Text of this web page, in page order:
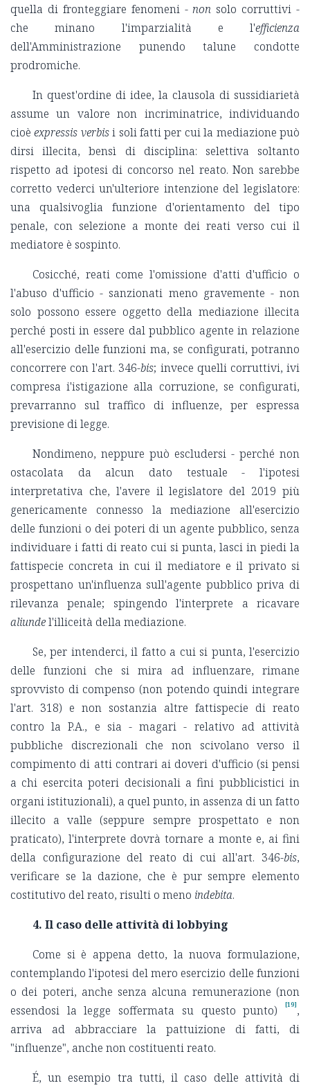
quella di fronteggiare fenomeni -non solo corruttivi -
che minano l'imparzialità e l'efficienza
dell'Amministrazione punendo talune condotte
prodromiche.
In quest'ordine di idee, la clausola di sussidiarietà
assume un valore non incriminatrice, individuando
cioèexpressis verbisi soli fatti per cui la mediazione può
dirsi illecita, bensì di disciplina: selettiva soltanto
rispetto ad ipotesi di concorso nel reato. Non sarebbe
corretto vederci un'ulteriore intenzione del legislatore:
una qualsivoglia funzione d'orientamento del tipo
penale, con selezione a monte dei reati verso cui il
mediatore è sospinto.
Cosicché, reati come l'omissione d'atti d'ufficio o
l'abuso d'ufficio - sanzionati meno gravemente - non
solo possono essere oggetto della mediazione illecita
perché posti in essere dal pubblico agente in relazione
all'esercizio delle funzioni ma, se configurati, potranno
concorrere con l'art. 346-bis; invece quelli corruttivi, ivi
compresa i'istigazione alla corruzione, se configurati,
prevarranno sul traffico di influenze, per espressa
previsione di legge.
Nondimeno, neppure può escludersi - perché non
ostacolata da alcun dato testuale - l'ipotesi
interpretativa che, l'avere il legislatore del 2019 più
genericamente connesso la mediazione all'esercizio
delle funzioni o dei poteri di un agente pubblico, senza
individuare i fatti di reato cui si punta, lasci in piedi la
fattispecie concreta in cui il mediatore e il privato si
prospettano un'influenza sull'agente pubblico priva di
rilevanza penale; spingendo l'interprete a ricavare
aliundel'illiceità della mediazione.
Se, per intenderci, il fatto a cui si punta, l'esercizio
delle funzioni che si mira ad influenzare, rimane
sprovvisto di compenso (non potendo quindi integrare
l'art. 318) e non sostanzia altre fattispecie di reato
contro la P.A., e sia - magari - relativo ad attività
pubbliche discrezionali che non scivolano verso il
compimento di atti contrari ai doveri d'ufficio (si pensi
a chi esercita poteri decisionali a fini pubblicistici in
organi istituzionali), a quel punto, in assenza di un fatto
illecito a valle (seppure sempre prospettato e non
praticato), l'interprete dovrà tornare a monte e, ai fini
della configurazione del reato di cui all'art. 346-bis,
verificare se la dazione, che è pur sempre elemento
costitutivo del reato, risulti o meno indebita.
4. Il caso delle attività di lobbying
Come si è appena detto, la nuova formulazione,
contemplando l'ipotesi del mero esercizio delle funzioni
o dei poteri, anche senza alcuna remunerazione (non
essendosi la legge soffermata su questo punto)
[19],
arriva ad abbracciare la pattuizione di fatti, di
"influenze", anche non costituenti reato.
É, un esempio tra tutti, il caso delle attività di